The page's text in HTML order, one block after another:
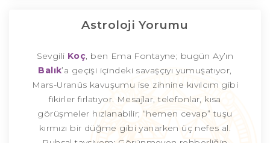
Astroloji Yorumu
Sevgili Koç, ben Ema Fontayne; bugün Ay’ın
Balık’a geçişi içindeki savaşçıyı yumuşatıyor,
Mars-Uranüs kavuşumu ise zihnine kıvılcım gibi
fikirler fırlatıyor. Mesajlar, telefonlar, kısa
görüşmeler hızlanabilir; “hemen cevap” tuşu
kırmızı bir düğme gibi yanarken üç nefes al.